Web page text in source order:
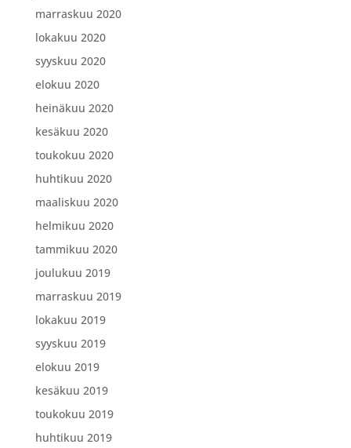
marraskuu 2020
lokakuu 2020
syyskuu 2020
elokuu 2020
heinäkuu 2020
kesäkuu 2020
toukokuu 2020
huhtikuu 2020
maaliskuu 2020
helmikuu 2020
tammikuu 2020
joulukuu 2019
marraskuu 2019
lokakuu 2019
syyskuu 2019
elokuu 2019
kesäkuu 2019
toukokuu 2019
huhtikuu 2019